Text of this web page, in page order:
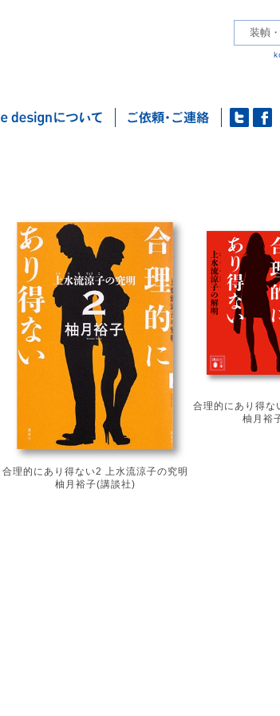
合理的にあり得ない2 上水流涼子の究明
柚月裕子(講談社)
合理的にあり得な
柚月裕